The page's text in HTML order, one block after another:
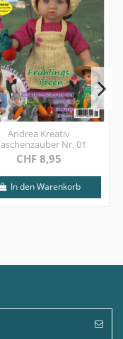
Andrea Kreativ
Nr. 01
CHF 8,95
In den Warenkorb